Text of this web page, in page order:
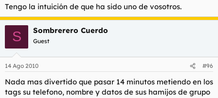
Tengo la intuición de que ha sido uno de vosotros.
S Sombrerero Cuerdo
Guest
14 Ago 2010 #96
Nada mas divertido que pasar 14 minutos metiendo en los
tags su telefono, nombre y datos de sus hamijos de grupo